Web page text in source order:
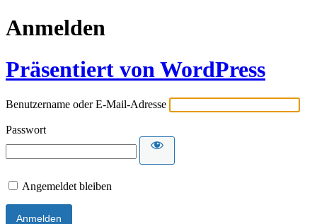
Anmelden
Präsentiert von WordPress
Benutzername oder E-Mail-Adresse
Passwort
Angemeldet bleiben